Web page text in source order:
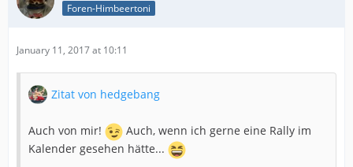
Foren-Himbeertoni
January 11, 2017 at 10:11
Zitat von hedgebang
Auch von mir!
Auch, wenn ich gerne eine Rally im
Kalender gesehen hätte...